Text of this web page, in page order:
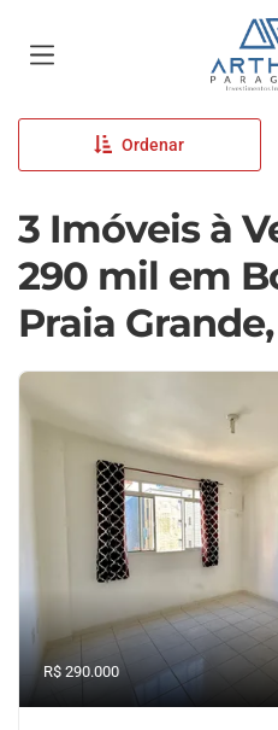
Ordenar
3 Imóveis à
290 mil em
Praia Grande,
R$ 290.000